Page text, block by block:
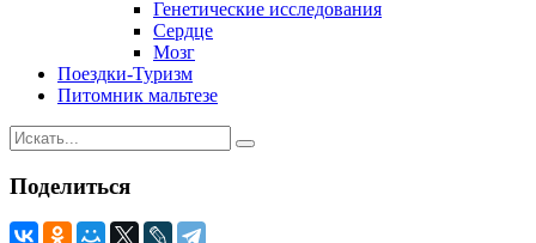
Генетические исследования
Сердце
Мозг
Поездки-Туризм
Питомник мальтезе
Поделиться